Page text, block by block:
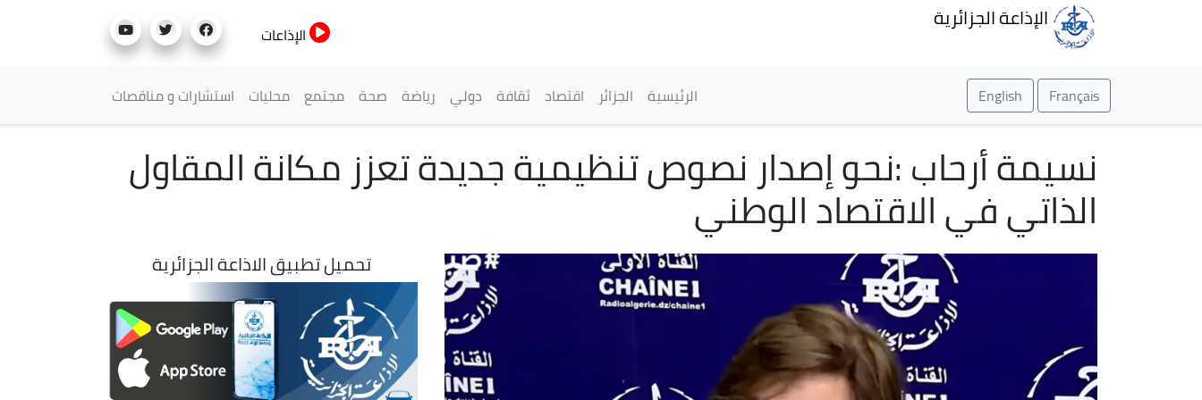
الإذاعة الجزائرية
الإذاعات
Français
English القائمة الرئيسية
الرئيسية الجزائر اقتصاد ثقافة دولي رياضة صحة مجتمع محليات استشارات و مناقصات
نسيمة أرحاب :نحو إصدار نصوص تنظيمية جديدة تعزز مكانة المقاول
الذاتي في الاقتصاد الوطني
تحميل تطبيق الاذاعة الجزائرية